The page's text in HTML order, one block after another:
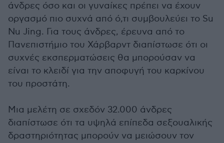
άνδρες όσο και οι γυναίκες πρέπει να έχουν
οργασμό πιο συχνά από ό,τι συμβουλεύει το Su
Nu Jing. Για τους άνδρες, έρευνα από το
Πανεπιστήμιο του Χάρβαρντ διαπίστωσε ότι οι
συχνές εκσπερματώσεις θα μπορούσαν να
είναι το κλειδί για την αποφυγή του καρκίνου
του προστάτη.
Μια μελέτη σε σχεδόν 32.000 άνδρες
διαπίστωσε ότι τα υψηλά επίπεδα σεξουαλικής
δραστηριότητας μπορούν να μειώσουν τον